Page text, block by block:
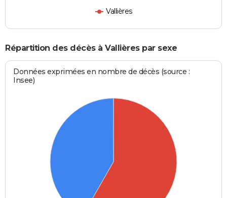
Vallières
Répartition des décès à Vallières par sexe
Données exprimées en nombre de décès (source :
Insee)